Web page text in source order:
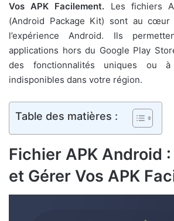
Vos APK Facilement. Les fichiers
(Android Package Kit) sont au cœur
l’expérience Android. Ils
applications hors du Google Play
des fonctionnalités uniques ou à
indisponibles dans votre région.
Table des matières :
Fichier APK Android
et Gérer Vos APK